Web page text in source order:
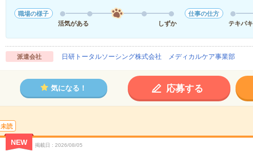
職場の様子
活気がある
しずか
仕事の仕方
テキパキ
派遣会社 日研トータルソーシング株式会社 メディカルケア事業部
気になる！ 応募する
未読
NEW 掲載日 2026/08/05